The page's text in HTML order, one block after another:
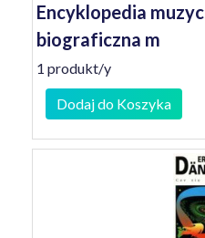
Encyklopedia
biograficzna m
1 produkt/y
Dodaj do Koszyka